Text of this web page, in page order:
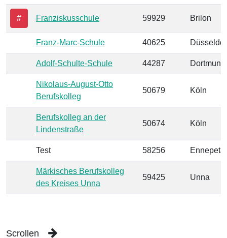
# Franziskusschule 59929 Brilon
Franz-Marc-Schule 40625
Adolf-Schulte-Schule 44287 Dortmund
Nikolaus-August-Otto
Berufskolleg
50679 Köln
Berufskolleg an der
Lindenstraße
50674 Köln
Test 58256 Ennepetal
Märkisches Berufskolleg
des Kreises Unna
59425 Unna
Scrollen